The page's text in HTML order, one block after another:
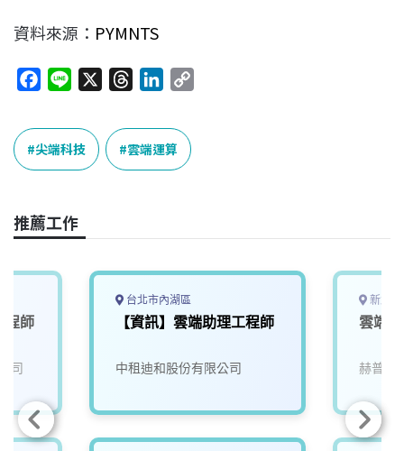
資料來源： PYMNTS
c
e
b
o
k
n
e
r
e
a
n
k
e
n
k
尖端科技 雲端運算
推薦工作
程師
司
台北市內湖區
【資訊】雲端助理工程師
中租迪和股份有限公司
新北
雲端
赫普電